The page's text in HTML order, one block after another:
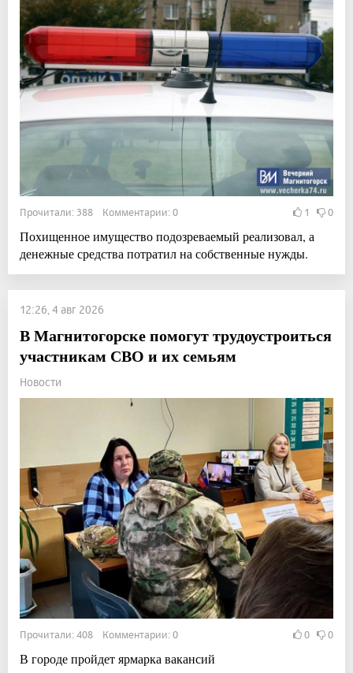
Прочитали: 388 Комментарии: 0 1 0
Похищенное имущество подозреваемый реализовал, а
денежные средства потратил на собственные нужды.
12:26, 4 авг 2026
В Магнитогорске помогут трудоустроиться
участникам СВО и их семьям
Новости
Прочитали: 408 Комментарии: 0 0 0
В городе пройдет ярмарка вакансий